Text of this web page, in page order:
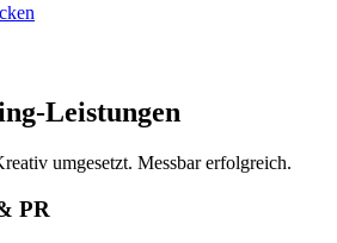
Leistungen
umgesetzt. Messbar erfolgreich.
PR